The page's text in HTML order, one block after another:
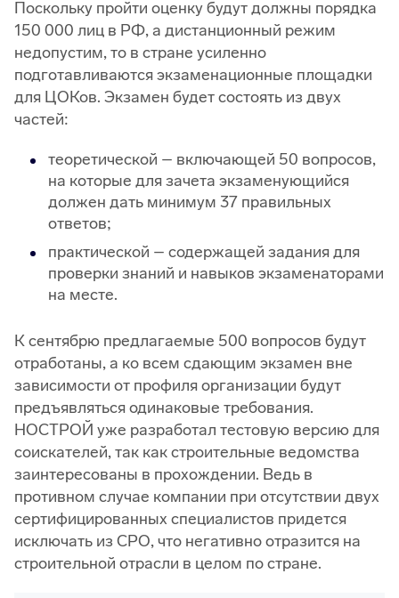
Поскольку пройти оценку будут должны порядка
150 000 лиц в РФ, а дистанционный режим
недопустим, то в стране усиленно
подготавливаются экзаменационные площадки
для ЦОКов. Экзамен будет состоять из двух
частей:
теоретической – включающей 50 вопросов,
на которые для зачета экзаменующийся
должен дать минимум 37 правильных
ответов;
практической – содержащей задания для
проверки знаний и навыков экзаменаторами
на месте.
К сентябрю предлагаемые 500 вопросов будут
отработаны, а ко всем сдающим экзамен вне
зависимости от профиля организации будут
предъявляться одинаковые требования.
НОСТРОЙ уже разработал тестовую версию для
соискателей, так как строительные ведомства
заинтересованы в прохождении. Ведь в
противном случае компании при отсутствии двух
сертифицированных специалистов придется
исключать из СРО, что негативно отразится на
строительной отрасли в целом по стране.